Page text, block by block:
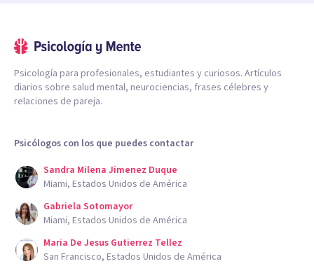
Psicología para profesionales, estudiantes y curiosos. Artículos
diarios sobre salud mental, neurociencias, frases célebres y
relaciones de pareja.
Psicólogos con los que puedes contactar
Sandra Milena Jimenez Duque
Miami, Estados Unidos de América
Gabriela Sotomayor
Miami, Estados Unidos de América
Maria De Jesus Gutierrez Tellez
San Francisco, Estados Unidos de América